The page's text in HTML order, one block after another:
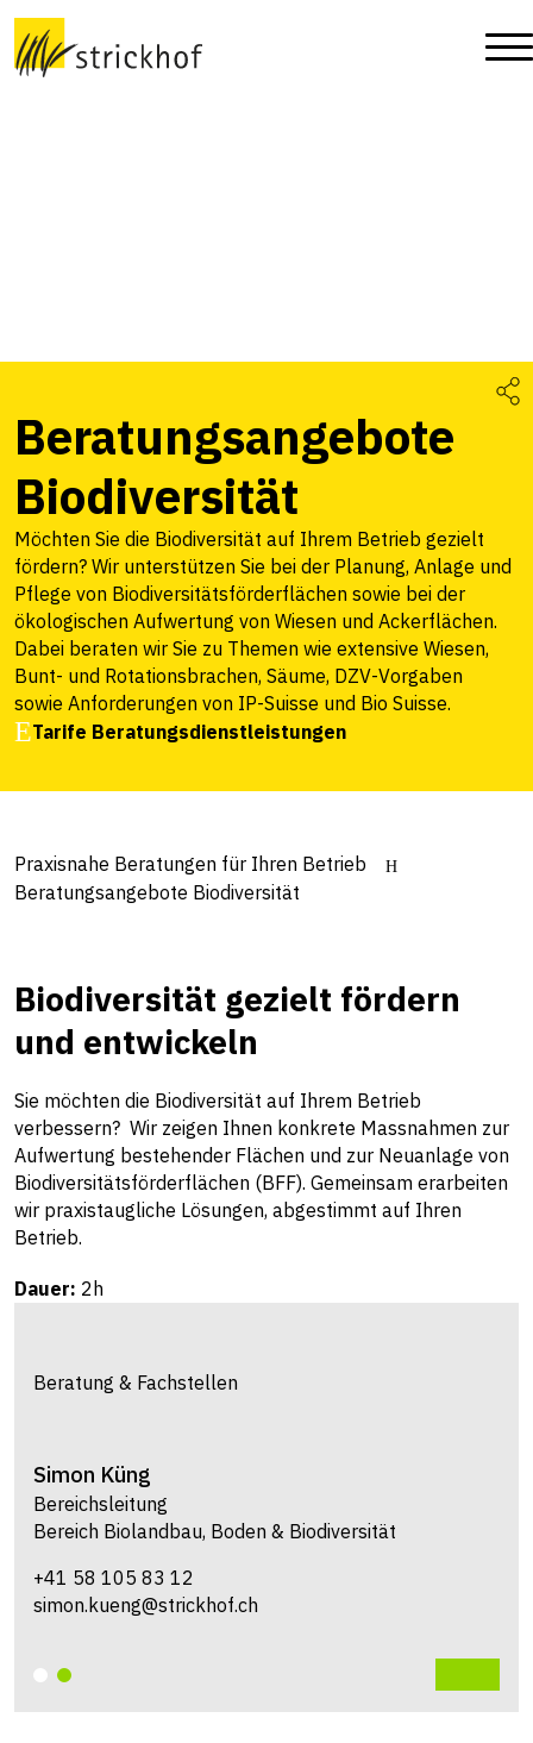
Beratungsangebote
Biodiversität
Möchten Sie die Biodiversität auf Ihrem Betrieb gezielt
fördern? Wir unterstützen Sie bei der Planung, Anlage und
Pflege von Biodiversitätsförderflächen sowie bei der
ökologischen Aufwertung von Wiesen und Ackerflächen.
Dabei beraten wir Sie zu Themen wie extensive Wiesen,
Bunt- und Rotationsbrachen, Säume, DZV-Vorgaben
sowie Anforderungen von IP-Suisse und Bio Suisse.
Tarife Beratungsdienstleistungen
Praxisnahe Beratungen für Ihren Betrieb
Beratungsangebote Biodiversität
Biodiversität gezielt fördern
und entwickeln
Sie möchten die Biodiversität auf Ihrem Betrieb
verbessern? Wir zeigen Ihnen konkrete Massnahmen zur
Aufwertung bestehender Flächen und zur Neuanlage von
Biodiversitätsförderflächen (BFF). Gemeinsam erarbeiten
wir praxistaugliche Lösungen, abgestimmt auf Ihren
Betrieb.
Dauer: 2h
Beratung & Fachstellen
Simon Küng
Bereichsleitung
Bereich Biolandbau, Boden & Biodiversität
+41 58 105 83 12
simon.kueng@strickhof.ch